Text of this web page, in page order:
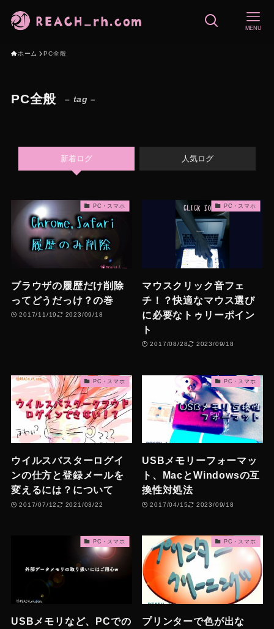
MENU
ホーム PC全般
PC全般 – tag –
新着ログ 人気ログ
PC・スマホ
ブラウザの履歴だけ削除
ってどうだっけ？の巻
2017/11/19 2023/09/18
PC・スマホ
マウスクリック音フェ
チ！？快適なマウス選び
に必要なトゥリーポイン
ト
2017/08/28 2023/09/18
PC・スマホ
ウイルスバスターログイ
ンの仕方と登録メールを
変えるには？について
2017/07/12 2021/03/22
PC・スマホ
USBメモリーフォーマッ
ト、MacとWindowsの互
換性対処法
2017/04/15 2023/09/18
PC・スマホ
USBメモリなど、PCでの
PC・スマホ
プリンターで色が出な